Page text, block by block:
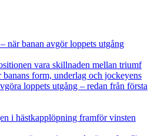
när banan avgör loppets utgång
vara skillnaden mellan triumf
form, underlag och jockeyens
loppets utgång – redan från första
i hästkapplöpning framför vinsten